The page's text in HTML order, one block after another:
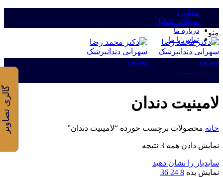
مشاوره
سوالات متداول
درباره ما
تماس با ما
منو
لامینیت دندان
خانه محصولات برچسب خورده “لامینیت دندان”
نمایش دادن همه 3 نتیجه
سایدبار را نشان دهید
نمایش بده 8
24
36
گالری تصاویر